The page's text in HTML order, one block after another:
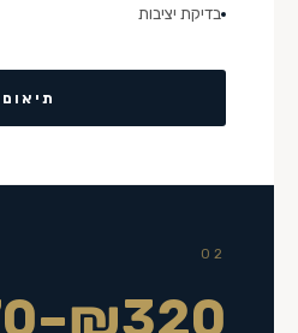
בדיקת יציבות
תיאום
02
₪320–370